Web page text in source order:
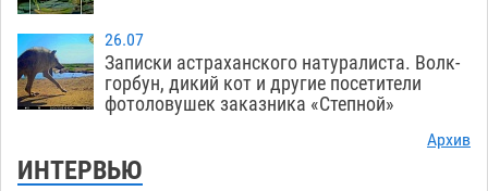
26.07
Записки астраханского натуралиста. Волк-
горбун, дикий кот и другие посетители
фотоловушек заказника «Степной»
Архив
ИНТЕРВЬЮ